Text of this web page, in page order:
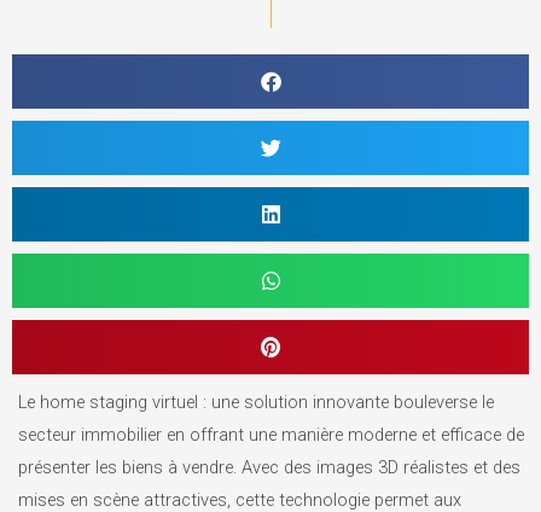
Le home staging virtuel : une solution innovante bouleverse le
secteur immobilier en offrant une manière moderne et efficace de
présenter les biens à vendre. Avec des images 3D réalistes et des
mises en scène attractives, cette technologie permet aux